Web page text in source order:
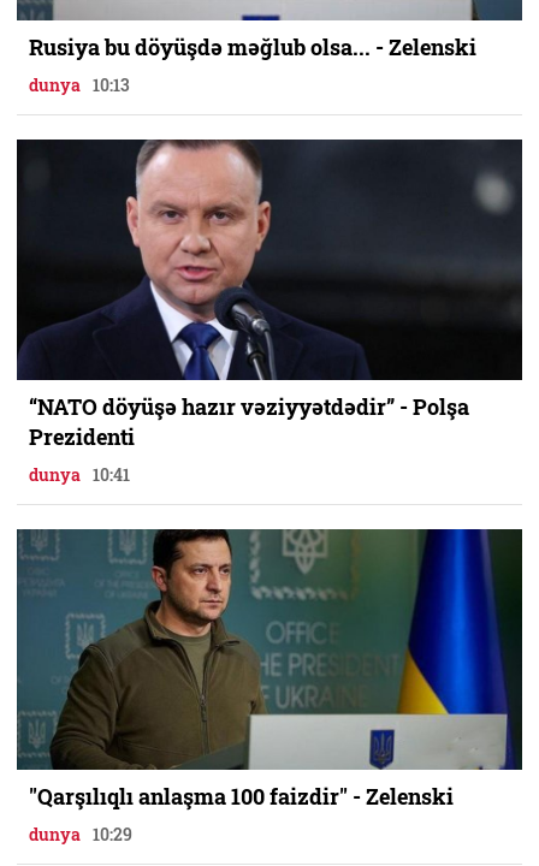
Rusiya bu döyüşdə məğlub olsa... - Zelenski
dunya 10:13
“NATO döyüşə hazır vəziyyətdədir” - Polşa
Prezidenti
dunya 10:41
"Qarşılıqlı anlaşma 100 faizdir" - Zelenski
dunya 10:29